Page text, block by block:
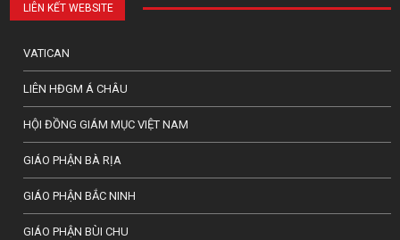
LIÊN KẾT WEBSITE
VATICAN
LIÊN HĐGM Á CHÂU
HỘI ĐỒNG GIÁM MỤC VIỆT NAM
GIÁO PHẬN BÀ RỊA
GIÁO PHẬN BẮC NINH
GIÁO PHẬN BÙI CHU